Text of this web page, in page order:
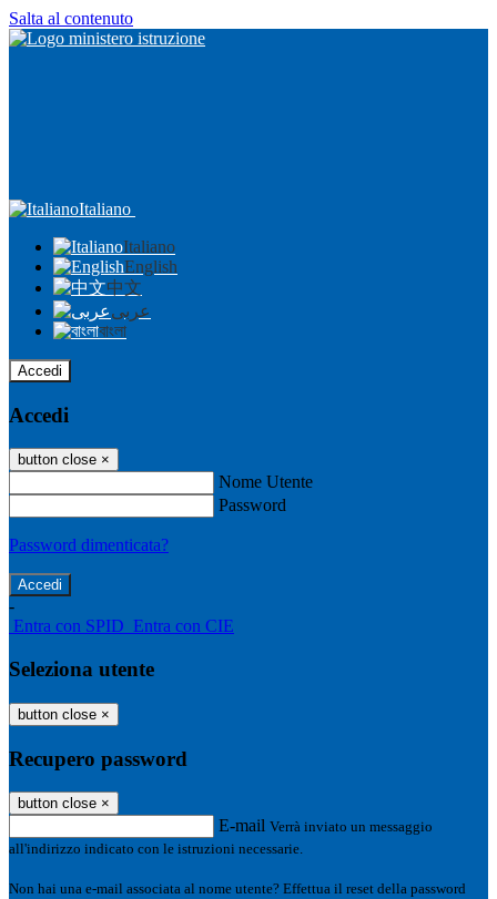
Salta al contenuto
Italiano
Italiano
English
中文
عربى
বাংলা
Accedi
Accedi
button close ×
Nome Utente
Password
Password dimenticata?
-
Entra con SPID Entra con CIE
Seleziona utente
button close ×
Recupero password
button close ×
E-mail Verrà inviato un messaggio
all'indirizzo indicato con le istruzioni necessarie.
Non hai una e-mail associata al nome utente? Effettua il reset della password